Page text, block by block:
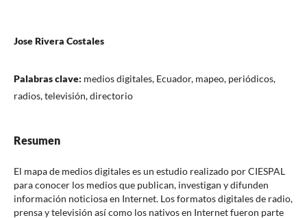
Jose Rivera Costales
Palabras clave: medios digitales, Ecuador, mapeo, periódicos,
radios, televisión, directorio
Resumen
El mapa de medios digitales es un estudio realizado por CIESPAL
para conocer los medios que publican, investigan y difunden
información noticiosa en Internet. Los formatos digitales de radio,
prensa y televisión así como los nativos en Internet fueron parte